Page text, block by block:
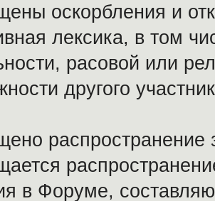
оскорбления и
лексика, в том
расовой или
другого
в Форуме,